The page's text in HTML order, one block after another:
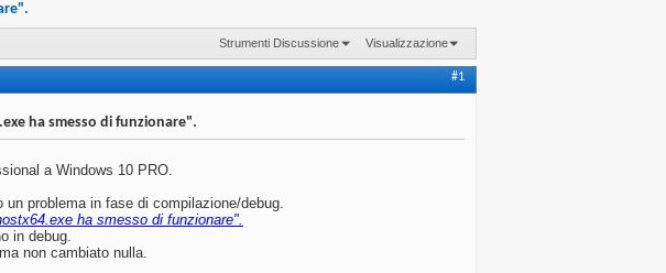
Strumenti Discussione Visualizzazione
#1
ha smesso di funzionare".
a Windows 10 PRO.
problema in fase di compilazione/debug.
ha smesso di funzionare".
in debug.
non cambiato nulla.